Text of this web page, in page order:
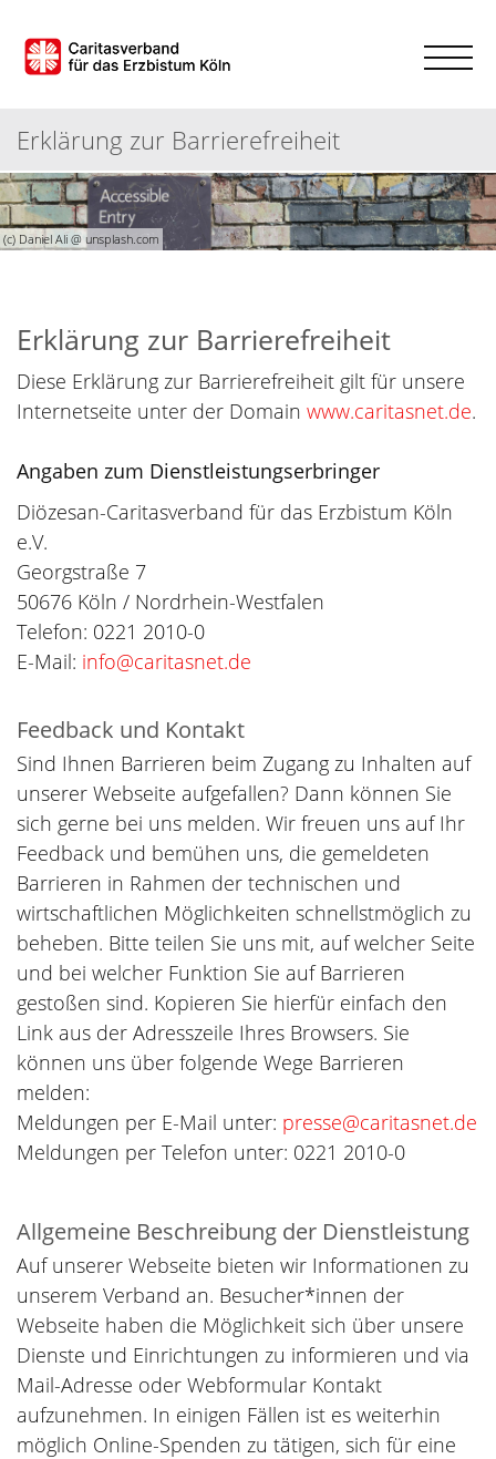
Erklärung zur Barrierefreiheit
(c) Daniel Ali @ unsplash.com
Erklärung zur Barrierefreiheit
Diese Erklärung zur Barrierefreiheit gilt für unsere
Internetseite unter der Domain www.caritasnet.de.
Angaben zum Dienstleistungserbringer
Diözesan-Caritasverband für das Erzbistum Köln
e.V.
Georgstraße 7
50676 Köln / Nordrhein-Westfalen
Telefon: 0221 2010-0
E-Mail: info@caritasnet.de
Feedback und Kontakt
Sind Ihnen Barrieren beim Zugang zu Inhalten auf
unserer Webseite aufgefallen? Dann können Sie
sich gerne bei uns melden. Wir freuen uns auf Ihr
Feedback und bemühen uns, die gemeldeten
Barrieren in Rahmen der technischen und
wirtschaftlichen Möglichkeiten schnellstmöglich zu
beheben. Bitte teilen Sie uns mit, auf welcher Seite
und bei welcher Funktion Sie auf Barrieren
gestoßen sind. Kopieren Sie hierfür einfach den
Link aus der Adresszeile Ihres Browsers. Sie
können uns über folgende Wege Barrieren
melden:
Meldungen per E-Mail unter: presse@caritasnet.de
Meldungen per Telefon unter: 0221 2010-0
Allgemeine Beschreibung der Dienstleistung
Auf unserer Webseite bieten wir Informationen zu
unserem Verband an. Besucher*innen der
Webseite haben die Möglichkeit sich über unsere
Dienste und Einrichtungen zu informieren und via
Mail-Adresse oder Webformular Kontakt
aufzunehmen. In einigen Fällen ist es weiterhin
möglich Online-Spenden zu tätigen, sich für eine